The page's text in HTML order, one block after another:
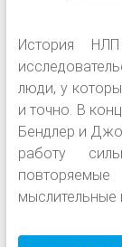
История
люди, у
и точно. В
Бендлер и
работу
мыслительные